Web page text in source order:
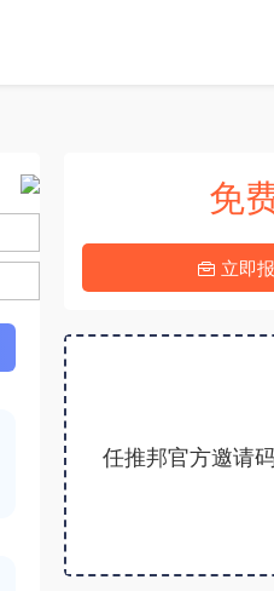
免
立即
任推邦官方邀请